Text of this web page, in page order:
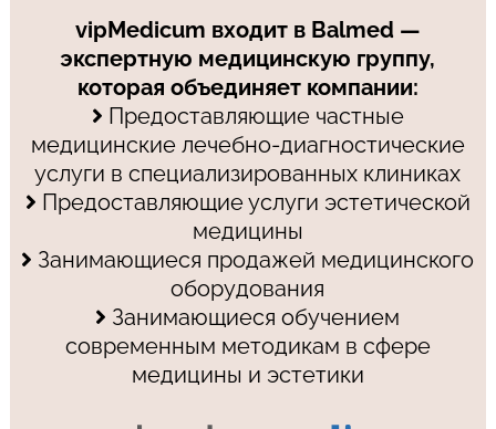
vipMedicum входит в Balmed —
экспертную медицинскую группу,
которая объединяет компании:
Предоставляющие частные
медицинские лечебно-диагностические
услуги в специализированных клиниках
Предоставляющие услуги эстетической
медицины
Занимающиеся продажей медицинского
оборудования
Занимающиеся обучением
современным методикам в сфере
медицины и эстетики